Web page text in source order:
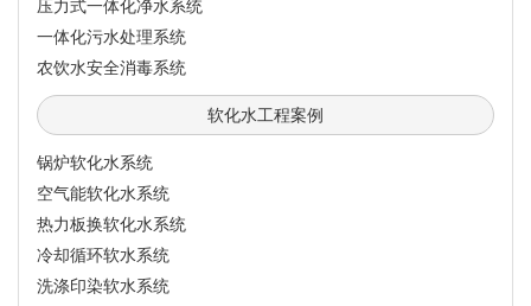
压力式一体化净水系统
一体化污水处理系统
农饮水安全消毒系统
软化水工程案例
锅炉软化水系统
空气能软化水系统
热力板换软化水系统
冷却循环软水系统
洗涤印染软水系统